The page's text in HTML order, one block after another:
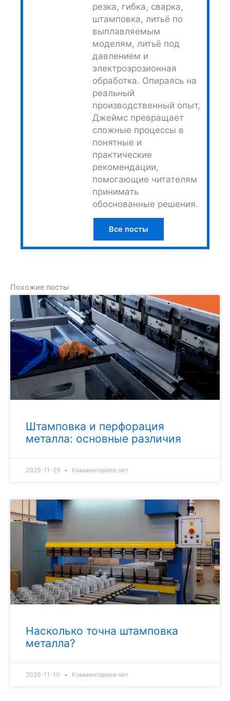
резка, гибка, сварка,
штамповка, литьё по
выплавляемым
моделям, литьё под
давлением и
электроэрозионная
обработка. Опираясь на
реальный
производственный опыт,
Джеймс превращает
сложные процессы в
понятные и
практические
рекомендации,
помогающие читателям
принимать
обоснованные решения.
Все посты
Похожие посты
Штамповка и перфорация
металла: основные различия
2025-11-29 Комментариев нет
Насколько точна штамповка
металла?
2025-11-10 Комментариев нет